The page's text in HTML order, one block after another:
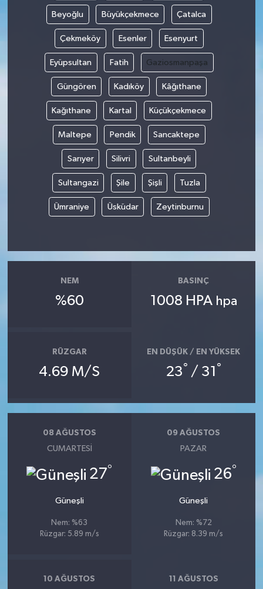
Beyoğlu Büyükçekmece Çatalca
Çekmeköy Esenler Esenyurt
Eyüpsultan Fatih Gaziosmanpaşa
Güngören Kadıköy Kâğıthane
Kağıthane Kartal Küçükçekmece
Maltepe Pendik Sancaktepe
Sarıyer Silivri Sultanbeyli
Sultangazi Şile Şişli Tuzla
Ümraniye Üsküdar Zeytinburnu
NEM
%60
BASINÇ
1008 HPA hpa
RÜZGAR
4.69 M/S
EN DÜŞÜK / EN YÜKSEK
23° / 31 °
08 AĞUSTOS
CUMARTESI
27°
Güneşli
Nem: %63
Rüzgar: 5.89 m/s
09 AĞUSTOS
PAZAR
26°
Güneşli
Nem: %72
Rüzgar: 8.39 m/s
10 AĞUSTOS 11 AĞUSTOS